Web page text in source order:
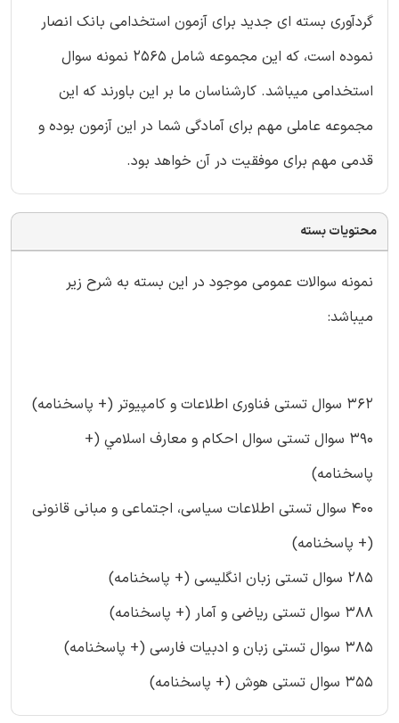
گردآوری بسته ای جدید برای آزمون استخدامی بانک انصار
نموده است، که این مجموعه شامل 2565 نمونه سوال
استخدامی میباشد. کارشناسان ما بر این باورند که این
مجموعه عاملی مهم برای آمادگی شما در این آزمون بوده و
قدمی مهم برای موفقیت در آن خواهد بود.
محتویات بسته
نمونه سوالات عمومی موجود در این بسته به شرح زیر
میباشد:
362 سوال تستی فناوری اطلاعات و کامپیوتر (+ پاسخنامه)
390 سوال تستی سوال احکام و معارف اسلامي (+
پاسخنامه)
400 سوال تستی اطلاعات سیاسی، اجتماعی و مبانی قانونی
(+ پاسخنامه)
285 سوال تستی زبان انگلیسی (+ پاسخنامه)
388 سوال تستی ریاضی و آمار (+ پاسخنامه)
385 سوال تستی زبان و ادبیات فارسی (+ پاسخنامه)
355 سوال تستی هوش (+ پاسخنامه)